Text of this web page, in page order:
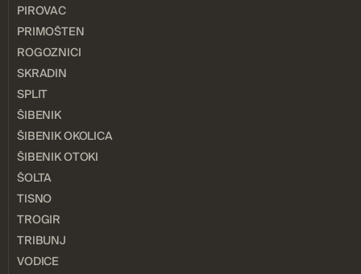
PIROVAC
PRIMOŠTEN
ROGOZNICI
SKRADIN
SPLIT
ŠIBENIK
ŠIBENIK OKOLICA
ŠIBENIK OTOKI
ŠOLTA
TISNO
TROGIR
TRIBUNJ
VODICE